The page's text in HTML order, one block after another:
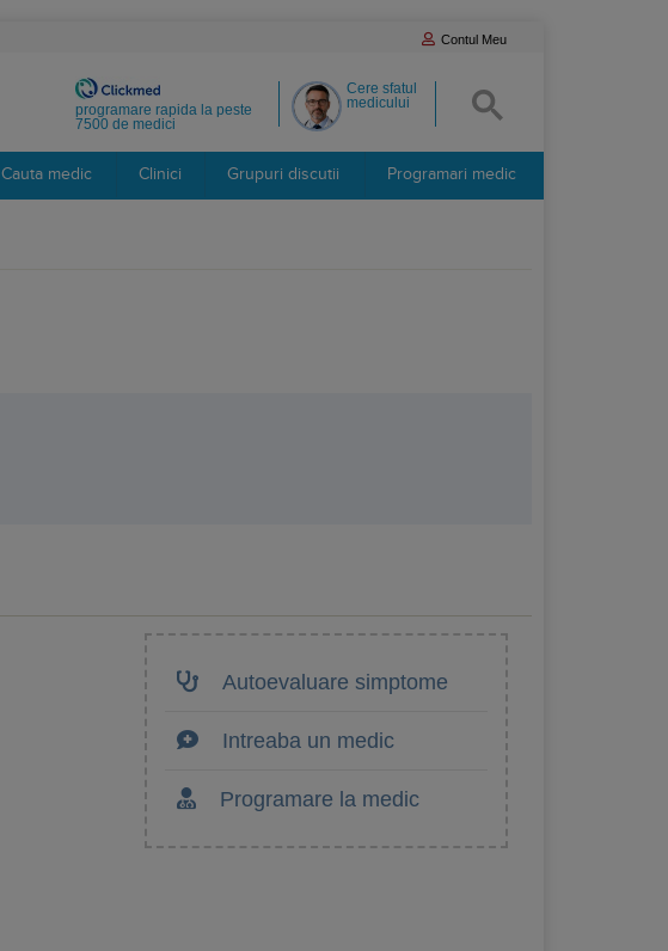
Contul Meu
Cere sfatul
medicului
programare rapida la peste
7500 de medici
Cauta medic Clinici Grupuri discutii Programari medic
Autoevaluare simptome
Intreaba un medic
Programare la medic